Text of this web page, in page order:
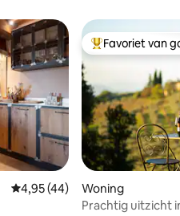
Gemiddelde beoordeling van
4,95 (44)
Topfavoriet van
Favoriet van
Woning
Prachtig uitzicht